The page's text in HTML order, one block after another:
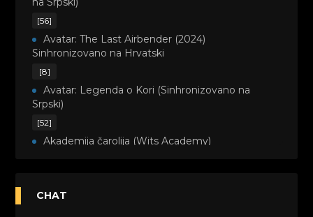
[56]
Avatar: The Last Airbender (2024)
Sinhronizovano na Hrvatski
[8]
Avatar: Legenda o Kori (Sinhronizovano na
Srpski)
[52]
Akademija čarolija (Wits Academy)
Avanture Maje i Marka (Sinhronizovano na
CHAT